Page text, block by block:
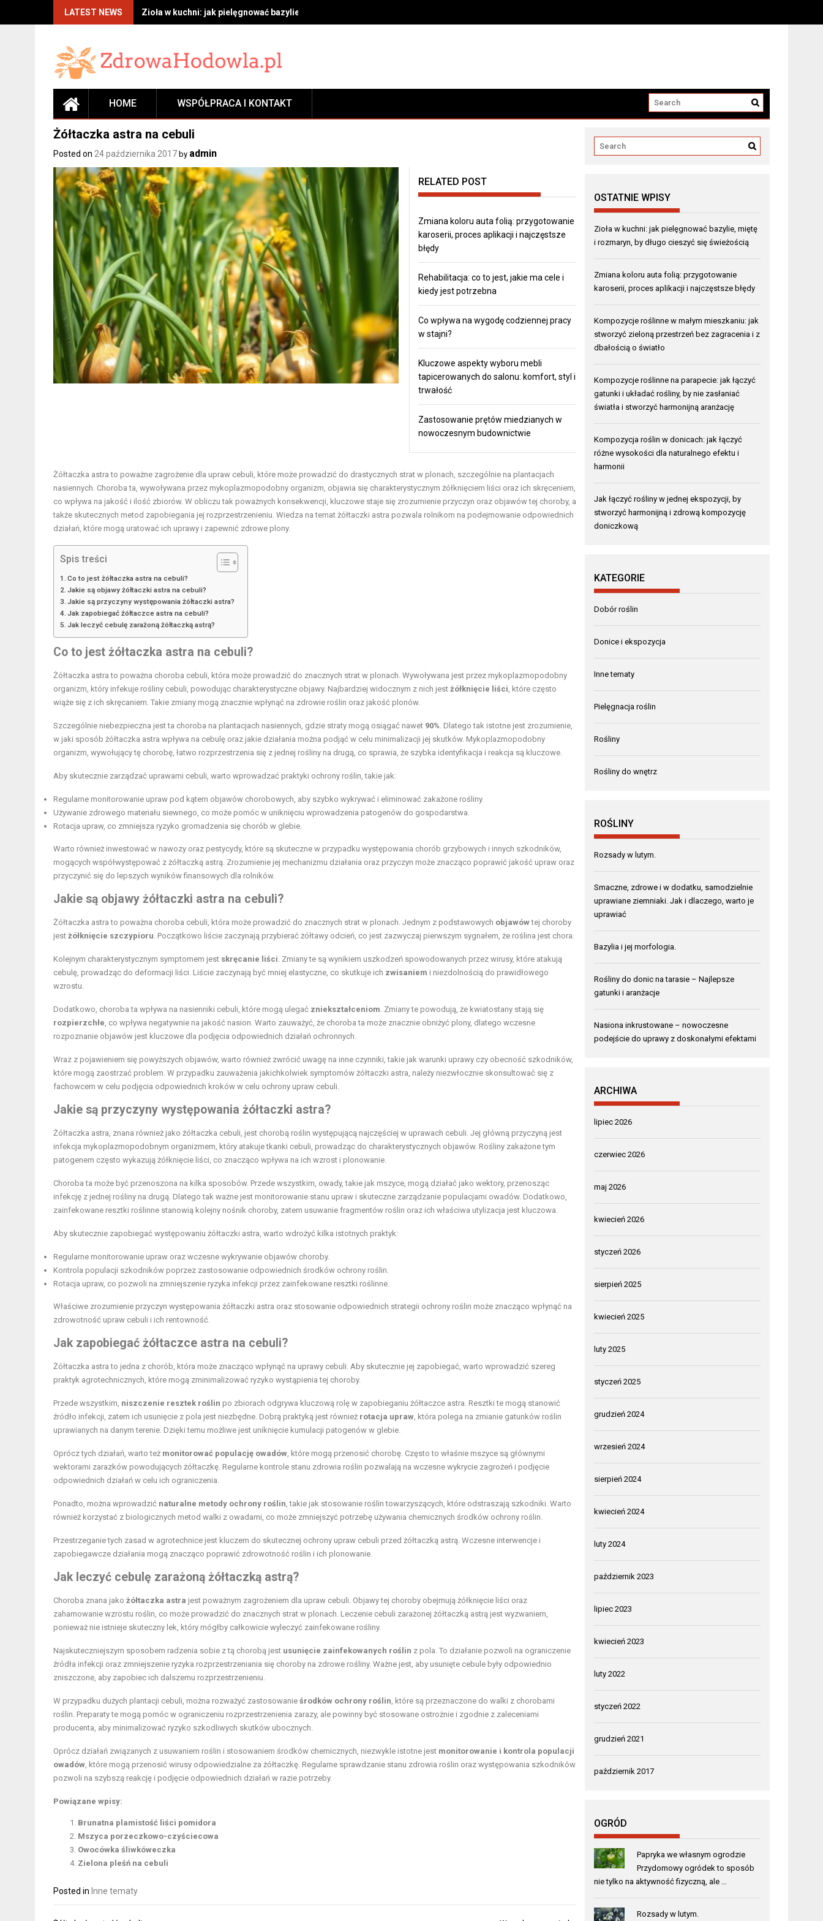
LATEST NEWS Zioła w kuchni: jak pielęgnować bazylie, miętę i rozmaryn, by długo cieszyć się świeżością
HOME WSPÓŁPRACA I KONTAKT
Żółtaczka astra na cebuli
Posted on 24 października 2017 by admin
RELATED POST
Zmiana koloru auta folią: przygotowanie
karoserii, proces aplikacji i najczęstsze
błędy
Rehabilitacja: co to jest, jakie ma cele i
kiedy jest potrzebna
Co wpływa na wygodę codziennej pracy
w stajni?
Kluczowe aspekty wyboru mebli
tapicerowanych do salonu: komfort, styl i
trwałość
Zastosowanie prętów miedzianych w
nowoczesnym budownictwie
Żółtaczka astra to poważne zagrożenie dla upraw cebuli, które może prowadzić do drastycznych strat w plonach, szczególnie na plantacjach
nasiennych. Choroba ta, wywoływana przez mykoplazmopodobny organizm, objawia się charakterystycznym żółknięciem liści oraz ich skręceniem,
co wpływa na jakość i ilość zbiorów. W obliczu tak poważnych konsekwencji, kluczowe staje się zrozumienie przyczyn oraz objawów tej choroby, a
także skutecznych metod zapobiegania jej rozprzestrzenieniu. Wiedza na temat żółtaczki astra pozwala rolnikom na podejmowanie odpowiednich
działań, które mogą uratować ich uprawy i zapewnić zdrowe plony.
Spis treści
Co to jest żółtaczka astra na cebuli?
Jakie są objawy żółtaczki astra na cebuli?
Jakie są przyczyny występowania żółtaczki astra?
Jak zapobiegać żółtaczce astra na cebuli?
Jak leczyć cebulę zarażoną żółtaczką astrą?
Co to jest żółtaczka astra na cebuli?
Żółtaczka astra to poważna choroba cebuli, która może prowadzić do znacznych strat w plonach. Wywoływana jest przez mykoplazmopodobny
organizm, który infekuje rośliny cebuli, powodując charakterystyczne objawy. Najbardziej widocznym z nich jest żółknięcie liści , które często
wiąże się z ich skręcaniem. Takie zmiany mogą znacznie wpłynąć na zdrowie roślin oraz jakość plonów.
Szczególnie niebezpieczna jest ta choroba na plantacjach nasiennych, gdzie straty mogą osiągać nawet 90% . Dlatego tak istotne jest zrozumienie,
w jaki sposób żółtaczka astra wpływa na cebulę oraz jakie działania można podjąć w celu minimalizacji jej skutków. Mykoplazmopodobny
organizm, wywołujący tę chorobę, łatwo rozprzestrzenia się z jednej rośliny na drugą, co sprawia, że szybka identyfikacja i reakcja są kluczowe.
Aby skutecznie zarządzać uprawami cebuli, warto wprowadzać praktyki ochrony roślin, takie jak:
Regularne monitorowanie upraw pod kątem objawów chorobowych, aby szybko wykrywać i eliminować zakażone rośliny.
Używanie zdrowego materiału siewnego, co może pomóc w uniknięciu wprowadzenia patogenów do gospodarstwa.
Rotacja upraw, co zmniejsza ryzyko gromadzenia się chorób w glebie.
Warto również inwestować w nawozy oraz pestycydy, które są skuteczne w przypadku występowania chorób grzybowych i innych szkodników,
mogących współwystępować z żółtaczką astrą. Zrozumienie jej mechanizmu działania oraz przyczyn może znacząco poprawić jakość upraw oraz
przyczynić się do lepszych wyników finansowych dla rolników.
Jakie są objawy żółtaczki astra na cebuli?
Żółtaczka astra to poważna choroba cebuli, która może prowadzić do znacznych strat w plonach. Jednym z podstawowych objawówtej choroby
jest żółknięcie szczypioru . Początkowo liście zaczynają przybierać żółtawy odcień, co jest zazwyczaj pierwszym sygnałem, że roślina jest chora.
Kolejnym charakterystycznym symptomem jest skręcanie liści . Zmiany te są wynikiem uszkodzeń spowodowanych przez wirusy, które atakują
cebulę, prowadząc do deformacji liści. Liście zaczynają być mniej elastyczne, co skutkuje ich zwisaniem i niezdolnością do prawidłowego
wzrostu.
Dodatkowo, choroba ta wpływa na nasienniki cebuli, które mogą ulegać zniekształceniom . Zmiany te powodują, że kwiatostany stają się
rozpierzchłe , co wpływa negatywnie na jakość nasion. Warto zauważyć, że choroba ta może znacznie obniżyć plony, dlatego wczesne
rozpoznanie objawów jest kluczowe dla podjęcia odpowiednich działań ochronnych.
Wraz z pojawieniem się powyższych objawów, warto również zwrócić uwagę na inne czynniki, takie jak warunki uprawy czy obecność szkodników,
które mogą zaostrzać problem. W przypadku zauważenia jakichkolwiek symptomów żółtaczki astra, należy niezwłocznie skonsultować się z
fachowcem w celu podjęcia odpowiednich kroków w celu ochrony upraw cebuli.
Jakie są przyczyny występowania żółtaczki astra?
Żółtaczka astra, znana również jako żółtaczka cebuli, jest chorobą roślin występującą najczęściej w uprawach cebuli. Jej główną przyczyną jest
infekcja mykoplazmopodobnym organizmem, który atakuje tkanki cebuli, prowadząc do charakterystycznych objawów. Rośliny zakażone tym
patogenem często wykazują żółknięcie liści, co znacząco wpływa na ich wzrost i plonowanie.
Choroba ta może być przenoszona na kilka sposobów. Przede wszystkim, owady, takie jak mszyce, mogą działać jako wektory, przenosząc
infekcję z jednej rośliny na drugą. Dlatego tak ważne jest monitorowanie stanu upraw i skuteczne zarządzanie populacjami owadów. Dodatkowo,
zainfekowane resztki roślinne stanowią kolejny nośnik choroby, zatem usuwanie fragmentów roślin oraz ich właściwa utylizacja jest kluczowa.
Aby skutecznie zapobiegać występowaniu żółtaczki astra, warto wdrożyć kilka istotnych praktyk:
Regularne monitorowanie upraw oraz wczesne wykrywanie objawów choroby.
Kontrola populacji szkodników poprzez zastosowanie odpowiednich środków ochrony roślin.
Rotacja upraw, co pozwoli na zmniejszenie ryzyka infekcji przez zainfekowane resztki roślinne.
Właściwe zrozumienie przyczyn występowania żółtaczki astra oraz stosowanie odpowiednich strategii ochrony roślin może znacząco wpłynąć na
zdrowotność upraw cebuli i ich rentowność.
Jak zapobiegać żółtaczce astra na cebuli?
Żółtaczka astra to jedna z chorób, która może znacząco wpłynąć na uprawy cebuli. Aby skutecznie jej zapobiegać, warto wprowadzić szereg
praktyk agrotechnicznych, które mogą zminimalizować ryzyko wystąpienia tej choroby.
Przede wszystkim, niszczenie resztek roślin po zbiorach odgrywa kluczową rolę w zapobieganiu żółtaczce astra. Resztki te mogą stanowić
źródło infekcji, zatem ich usunięcie z pola jest niezbędne. Dobrą praktyką jest również rotacja upraw , która polega na zmianie gatunków roślin
uprawianych na danym terenie. Dzięki temu możliwe jest uniknięcie kumulacji patogenów w glebie.
Oprócz tych działań, warto też monitorować populację owadów , które mogą przenosić chorobę. Często to właśnie mszyce są głównymi
wektorami zarazków powodujących żółtaczkę. Regularne kontrole stanu zdrowia roślin pozwalają na wczesne wykrycie zagrożeń i podjęcie
odpowiednich działań w celu ich ograniczenia.
Ponadto, można wprowadzić naturalne metody ochrony roślin , takie jak stosowanie roślin towarzyszących, które odstraszają szkodniki. Warto
również korzystać z biologicznych metod walki z owadami, co może zmniejszyć potrzebę używania chemicznych środków ochrony roślin.
Przestrzeganie tych zasad w agrotechnice jest kluczem do skutecznej ochrony upraw cebuli przed żółtaczką astrą. Wczesne interwencje i
zapobiegawcze działania mogą znacząco poprawić zdrowotność roślin i ich plonowanie.
Jak leczyć cebulę zarażoną żółtaczką astrą?
Choroba znana jako żółtaczka astra jest poważnym zagrożeniem dla upraw cebuli. Objawy tej choroby obejmują żółknięcie liści oraz
zahamowanie wzrostu roślin, co może prowadzić do znacznych strat w plonach. Leczenie cebuli zarażonej żółtaczką astrą jest wyzwaniem,
ponieważ nie istnieje skuteczny lek, który mógłby całkowicie wyleczyć zainfekowane rośliny.
Najskuteczniejszym sposobem radzenia sobie z tą chorobą jest usunięcie zainfekowanych roślin z pola. To działanie pozwoli na ograniczenie
źródła infekcji oraz zmniejszenie ryzyka rozprzestrzeniania się choroby na zdrowe rośliny. Ważne jest, aby usunięte cebule były odpowiednio
zniszczone, aby zapobiec ich dalszemu rozprzestrzenieniu.
W przypadku dużych plantacji cebuli, można rozważyć zastosowanie środków ochrony roślin , które są przeznaczone do walki z chorobami
roślin. Preparaty te mogą pomóc w ograniczeniu rozprzestrzenienia zarazy, ale powinny być stosowane ostrożnie i zgodnie z zaleceniami
producenta, aby minimalizować ryzyko szkodliwych skutków ubocznych.
Oprócz działań związanych z usuwaniem roślin i stosowaniem środków chemicznych, niezwykle istotne jest monitorowanie i kontrola populacji
owadów , które mogą przenosić wirusy odpowiedzialne za żółtaczkę. Regularne sprawdzanie stanu zdrowia roślin oraz występowania szkodników
pozwoli na szybszą reakcję i podjęcie odpowiednich działań w razie potrzeby.
Powiązane wpisy:
Brunatna plamistość liści pomidora
Mszyca porzeczkowo-czyściecowa
Owocówka śliwkóweczka
Zielona pleśń na cebuli
Posted in Inne tematy
OSTATNIE WPISY
Zioła w kuchni: jak pielęgnować bazylie, miętę
i rozmaryn, by długo cieszyć się świeżością
Zmiana koloru auta folią: przygotowanie
karoserii, proces aplikacji i najczęstsze błędy
Kompozycje roślinne w małym mieszkaniu: jak
stworzyć zieloną przestrzeń bez zagracenia i z
dbałością o światło
Kompozycje roślinne na parapecie: jak łączyć
gatunki i układać rośliny, by nie zasłaniać
światła i stworzyć harmonijną aranżację
Kompozycja roślin w donicach: jak łączyć
różne wysokości dla naturalnego efektu i
harmonii
Jak łączyć rośliny w jednej ekspozycji, by
stworzyć harmonijną i zdrową kompozycję
doniczkową
KATEGORIE
Dobór roślin
Donice i ekspozycja
Inne tematy
Pielęgnacja roślin
Rośliny
Rośliny do wnętrz
ROŚLINY
Rozsady w lutym.
Smaczne, zdrowe i w dodatku, samodzielnie
uprawiane ziemniaki. Jak i dlaczego, warto je
uprawiać
Bazylia i jej morfologia.
Rośliny do donic na tarasie – Najlepsze
gatunki i aranżacje
Nasiona inkrustowane – nowoczesne
podejście do uprawy z doskonałymi efektami
ARCHIWA
lipiec 2026
czerwiec 2026
maj 2026
kwiecień 2026
styczeń 2026
sierpień 2025
kwiecień 2025
luty 2025
styczeń 2025
grudzień 2024
wrzesień 2024
sierpień 2024
kwiecień 2024
luty 2024
październik 2023
lipiec 2023
kwiecień 2023
luty 2022
styczeń 2022
grudzień 2021
październik 2017
OGRÓD
Papryka we własnym ogrodzie
Przydomowy ogródek to sposób
nie tylko na aktywność fizyczną, ale …
Rozsady w lutym.